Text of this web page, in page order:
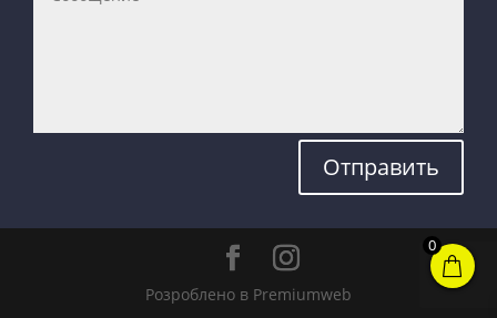
Отправить
Розроблено в Premiumweb
0